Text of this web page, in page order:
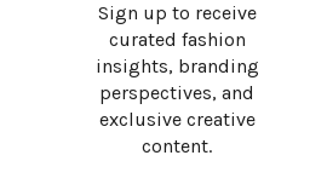
Sign up to receive
curated fashion
insights, branding
perspectives, and
exclusive creative
content.